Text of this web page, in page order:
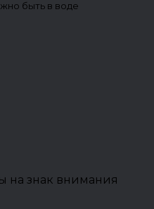
быть в воде
на знак внимания